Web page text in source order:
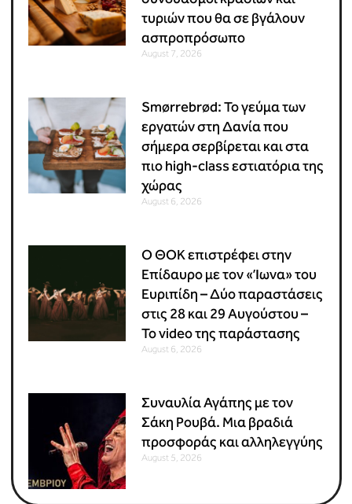
τυριών που θα σε βγάλουν
ασπροπρόσωπο
August 7, 2026
Smørrebrød: Το γεύμα των
εργατών στη Δανία που
σήμερα σερβίρεται και στα
πιο high-class εστιατόρια της
χώρας
August 6, 2026
Ο ΘΟΚ επιστρέφει στην
Επίδαυρο με τον «Ίωνα» του
Ευριπίδη – Δύο παραστάσεις
στις 28 και 29 Αυγούστου –
Το video της παράστασης
August 6, 2026
Συναυλία Αγάπης με τον
Σάκη Ρουβά. Μια βραδιά
προσφοράς και αλληλεγγύης
August 5, 2026